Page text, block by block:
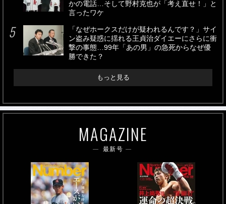
かの電話…そして野村克也が「考え直せ！」と
言ったワケ
「なぜホークスだけが疑われるんです？」サイ
ン盗み疑惑に揺れる王貞治ダイエーにさらに衝
撃の事態…99年「あの男」の急死からなぜ優
勝できた？
もっと見る
MAGAZINE
最新号